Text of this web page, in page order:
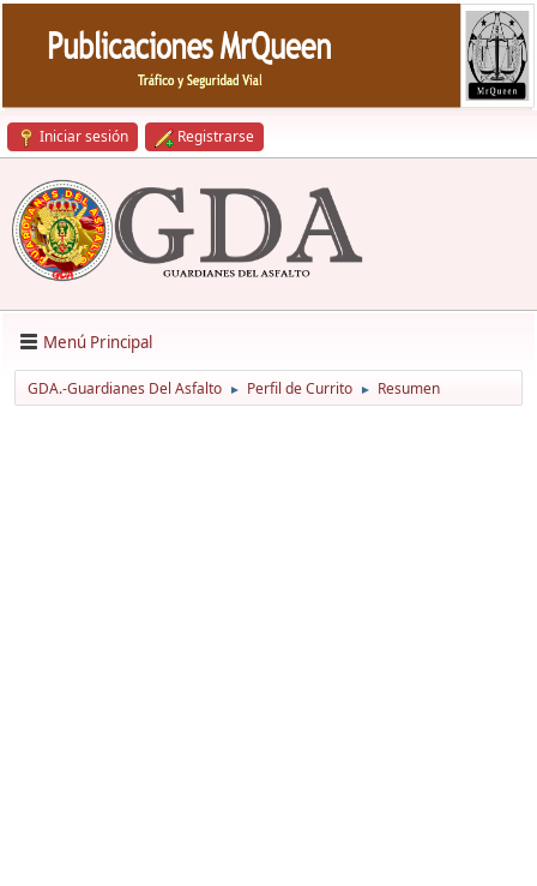
Iniciar sesión Registrarse
Menú Principal
GDA.-Guardianes Del Asfalto ► Perfil de Currito ► Resumen